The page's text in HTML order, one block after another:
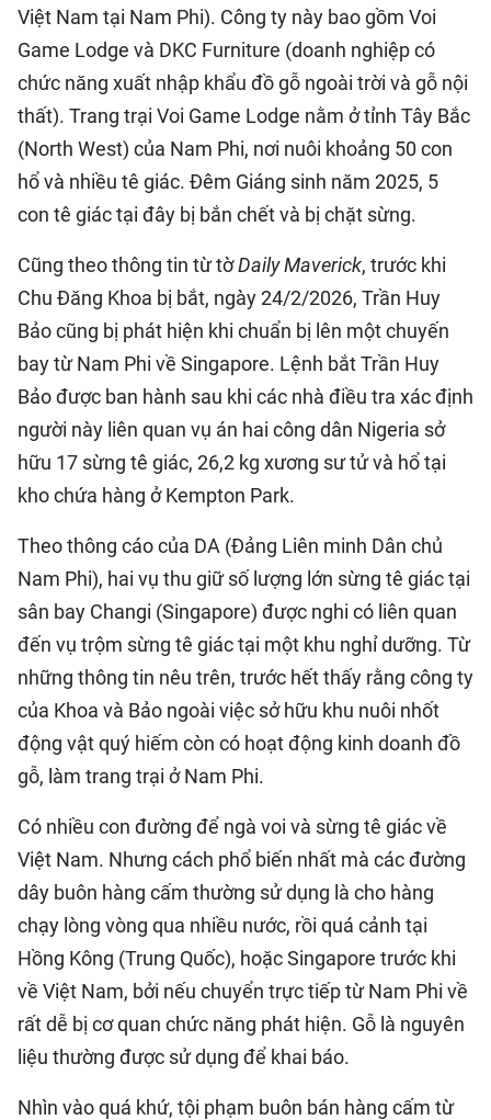
Việt Nam tại Nam Phi). Công ty này bao gồm Voi
Game Lodge và DKC Furniture (doanh nghiệp có
chức năng xuất nhập khẩu đồ gỗ ngoài trời và gỗ nội
thất). Trang trại Voi Game Lodge nằm ở tỉnh Tây Bắc
(North West) của Nam Phi, nơi nuôi khoảng 50 con
hổ và nhiều tê giác. Đêm Giáng sinh năm 2025, 5
con tê giác tại đây bị bắn chết và bị chặt sừng.
Cũng theo thông tin từ tờDaily Maverick, trước khi
Chu Đăng Khoa bị bắt, ngày 24/2/2026, Trần Huy
Bảo cũng bị phát hiện khi chuẩn bị lên một chuyến
bay từ Nam Phi về Singapore. Lệnh bắt Trần Huy
Bảo được ban hành sau khi các nhà điều tra xác định
người này liên quan vụ án hai công dân Nigeria sở
hữu 17 sừng tê giác, 26,2 kg xương sư tử và hổ tại
kho chứa hàng ở Kempton Park.
Theo thông cáo của DA (Đảng Liên minh Dân chủ
Nam Phi), hai vụ thu giữ số lượng lớn sừng tê giác tại
sân bay Changi (Singapore) được nghi có liên quan
đến vụ trộm sừng tê giác tại một khu nghỉ dưỡng. Từ
những thông tin nêu trên, trước hết thấy rằng công ty
của Khoa và Bảo ngoài việc sở hữu khu nuôi nhốt
động vật quý hiếm còn có hoạt động kinh doanh đồ
gỗ, làm trang trại ở Nam Phi.
Có nhiều con đường để ngà voi và sừng tê giác về
Việt Nam. Nhưng cách phổ biến nhất mà các đường
dây buôn hàng cấm thường sử dụng là cho hàng
chạy lòng vòng qua nhiều nước, rồi quá cảnh tại
Hồng Kông (Trung Quốc), hoặc Singapore trước khi
về Việt Nam, bởi nếu chuyển trực tiếp từ Nam Phi về
rất dễ bị cơ quan chức năng phát hiện. Gỗ là nguyên
liệu thường được sử dụng để khai báo.
Nhìn vào quá khứ, tội phạm buôn bán hàng cấm từ